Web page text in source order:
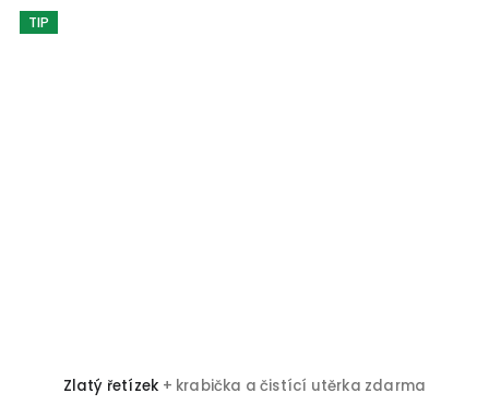
TIP
Zlatý řetízek + krabička a čistící utěrka zdarma